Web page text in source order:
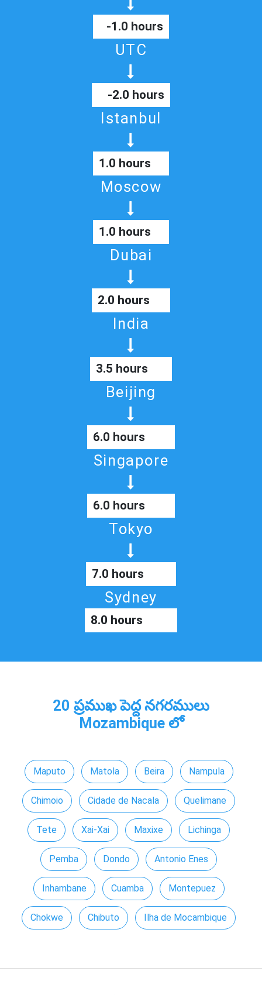
-1.0 hours
UTC
-2.0 hours
Istanbul
1.0 hours
Moscow
1.0 hours
Dubai
2.0 hours
India
3.5 hours
Beijing
6.0 hours
Singapore
6.0 hours
Tokyo
7.0 hours
Sydney
8.0 hours
20 ప్రముఖ పెద్ద నగరములు
Mozambique లో
Maputo Matola Beira Nampula
Chimoio Cidade de Nacala Quelimane
Tete Xai-Xai Maxixe Lichinga
Pemba Dondo Antonio Enes
Inhambane Cuamba Montepuez
Chokwe Chibuto Ilha de Mocambique